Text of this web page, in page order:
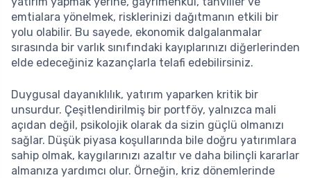
emtialara yönelmek, risklerinizi dağıtmanın etkili bir
yolu olabilir. Bu sayede, ekonomik dalgalanmalar
sırasında bir varlık sınıfındaki kayıplarınızı diğerlerinden
elde edeceğiniz kazançlarla telafi edebilirsiniz.
Duygusal dayanıklılık, yatırım yaparken kritik bir
unsurdur. Çeşitlendirilmiş bir portföy, yalnızca mali
açıdan değil, psikolojik olarak da sizin güçlü olmanızı
sağlar. Düşük piyasa koşullarında bile doğru yatırımlara
sahip olmak, kaygılarınızı azaltır ve daha bilinçli kararlar
almanıza yardımcı olur. Örneğin, kriz dönemlerinde